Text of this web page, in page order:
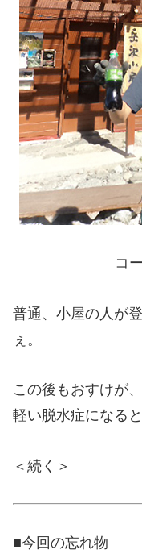
コ
普通、小屋の人が
ぇ。
この後もおすけが
軽い脱水症になる
＜続く＞
■今回の忘れ物